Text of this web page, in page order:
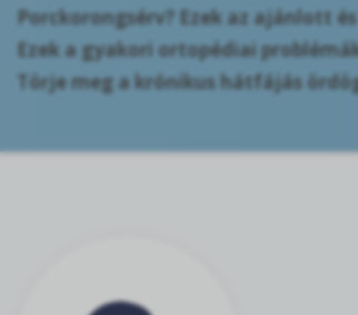
Porckorongsérv? Ezek az ajánlott
Ezek a gyakori ortopédiai
Törje meg a krónikus hátfájás